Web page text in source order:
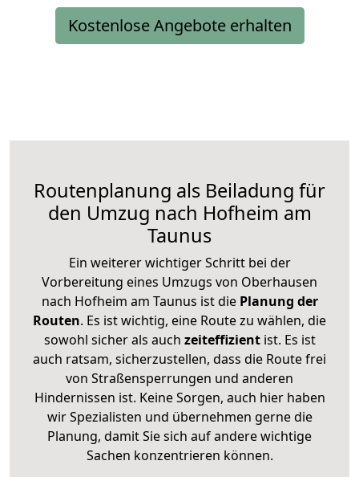
Kostenlose Angebote erhalten
Routenplanung als Beiladung für
den Umzug nach Hofheim am
Taunus
Ein weiterer wichtiger Schritt bei der
Vorbereitung eines Umzugs von Oberhausen
nach Hofheim am Taunus ist diePlanung der
Routen. Es ist wichtig, eine Route zu wählen, die
sowohl sicher als auch zeiteffizientist. Es ist
auch ratsam, sicherzustellen, dass die Route frei
von Straßensperrungen und anderen
Hindernissen ist. Keine Sorgen, auch hier haben
wir Spezialisten und übernehmen gerne die
Planung, damit Sie sich auf andere wichtige
Sachen konzentrieren können.